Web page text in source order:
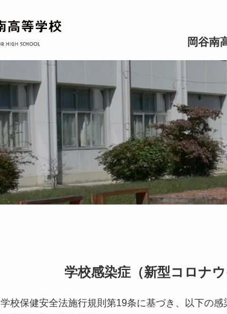
岡谷南
学校感染症（新型コロナ
学校保健安全法施行規則第19条に基づき、以下の